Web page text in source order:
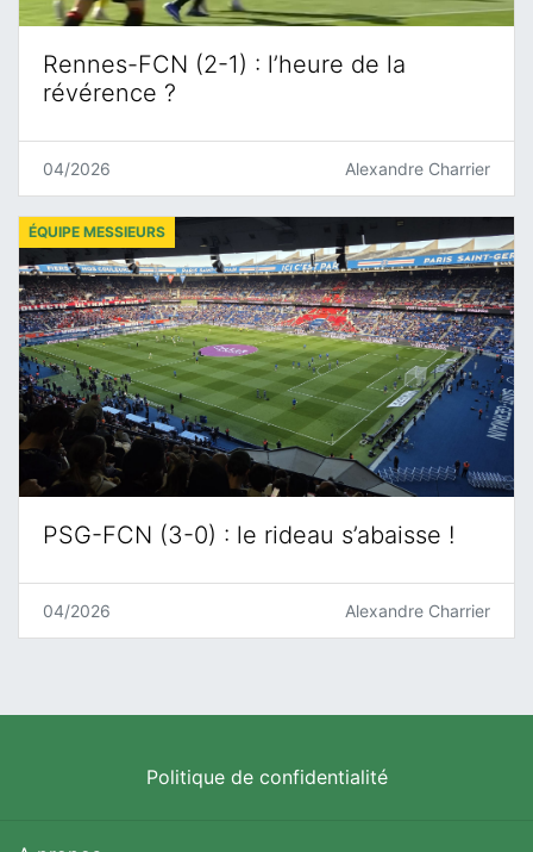
Rennes-FCN (2-1) : l’heure de la
révérence ?
04/2026 Alexandre Charrier
PSG-FCN (3-0) : le rideau s’abaisse !
ÉQUIPE MESSIEURS
04/2026 Alexandre Charrier
Politique de confidentialité